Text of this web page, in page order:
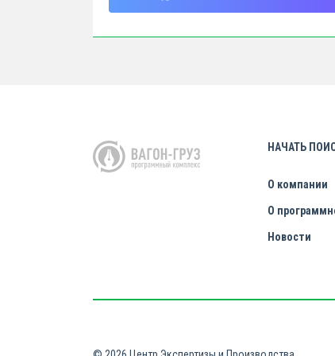
НАЧАТЬ
О компании
О
Новости